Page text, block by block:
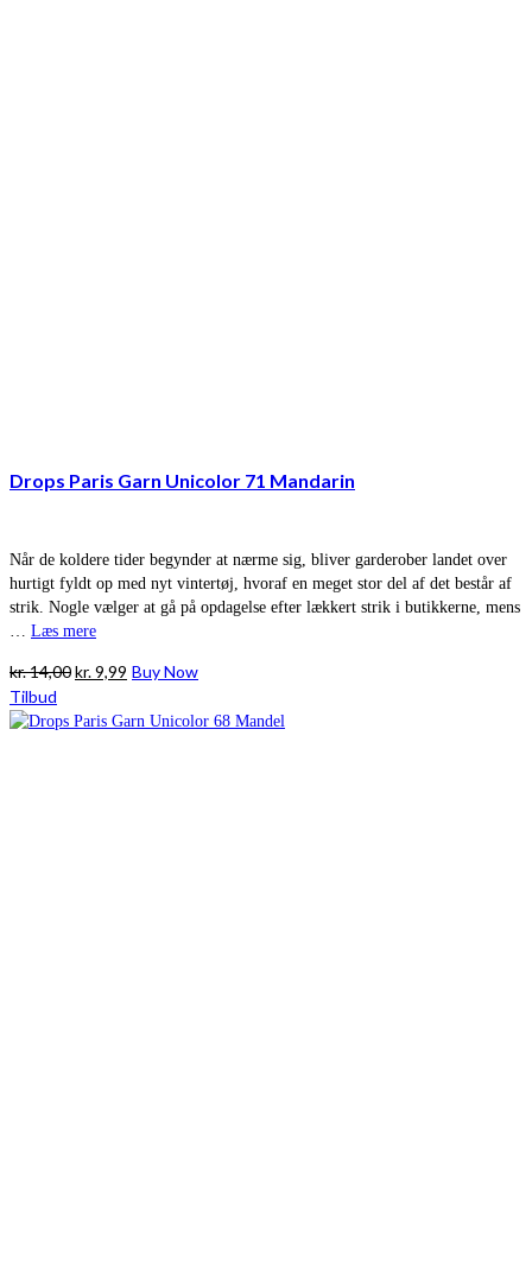
Drops Paris Garn Unicolor 71 Mandarin
Når de koldere tider begynder at nærme sig, bliver garderober landet over
hurtigt fyldt op med nyt vintertøj, hvoraf en meget stor del af det består af
strik. Nogle vælger at gå på opdagelse efter lækkert strik i butikkerne, mens
… Læs mere
kr.14,00Den
pris
kr.9,99 Den
pris
Buy Now
Tilbud